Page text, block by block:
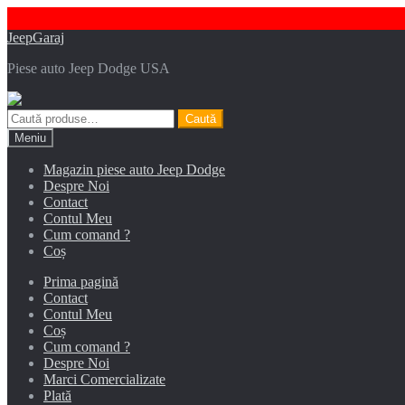
Sari
navigare
Sari
conținut
JeepGaraj
Piese auto Jeep Dodge USA
Caută
după:
Caută
Meniu
Magazin piese auto Jeep Dodge
Despre Noi
Contact
Contul Meu
Cum comand ?
Coș
Prima pagină
Contact
Contul Meu
Coș
Cum comand ?
Despre Noi
Marci Comercializate
Plată